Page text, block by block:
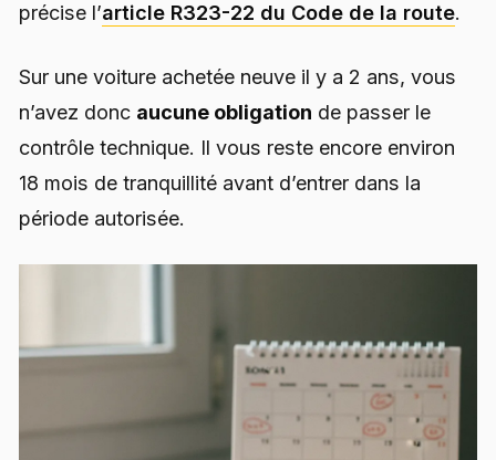
précise l’article R323-22 du Code de la route.
Sur une voiture achetée neuve il y a 2 ans, vous
n’avez donc aucune obligation de passer le
contrôle technique. Il vous reste encore environ
18 mois de tranquillité avant d’entrer dans la
période autorisée.